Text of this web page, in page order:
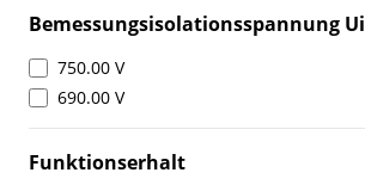
Bemessungsisolationsspannung Ui
750.00 V
690.00 V
Funktionserhalt